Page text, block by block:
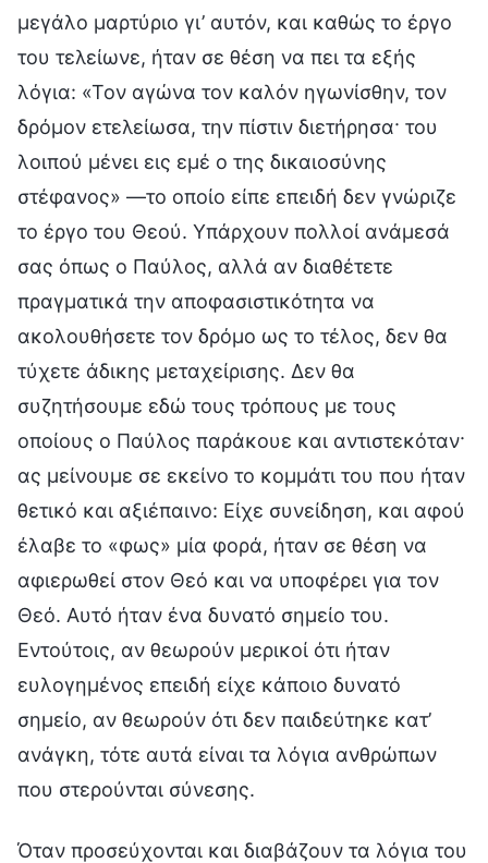
μεγάλο μαρτύριο γι’ αυτόν, και καθώς το έργο
του τελείωνε, ήταν σε θέση να πει τα εξής
λόγια: «Τον αγώνα τον καλόν ηγωνίσθην, τον
δρόμον ετελείωσα, την πίστιν διετήρησα· του
λοιπού μένει εις εμέ ο της δικαιοσύνης
στέφανος» —το οποίο είπε επειδή δεν γνώριζε
το έργο του Θεού. Υπάρχουν πολλοί ανάμεσά
σας όπως ο Παύλος, αλλά αν διαθέτετε
πραγματικά την αποφασιστικότητα να
ακολουθήσετε τον δρόμο ως το τέλος, δεν θα
τύχετε άδικης μεταχείρισης. Δεν θα
συζητήσουμε εδώ τους τρόπους με τους
οποίους ο Παύλος παράκουε και αντιστεκόταν·
ας μείνουμε σε εκείνο το κομμάτι του που ήταν
θετικό και αξιέπαινο: Είχε συνείδηση, και αφού
έλαβε το «φως» μία φορά, ήταν σε θέση να
αφιερωθεί στον Θεό και να υποφέρει για τον
Θεό. Αυτό ήταν ένα δυνατό σημείο του.
Εντούτοις, αν θεωρούν μερικοί ότι ήταν
ευλογημένος επειδή είχε κάποιο δυνατό
σημείο, αν θεωρούν ότι δεν παιδεύτηκε κατ’
ανάγκη, τότε αυτά είναι τα λόγια ανθρώπων
που στερούνται σύνεσης.
Όταν προσεύχονται και διαβάζουν τα λόγια του